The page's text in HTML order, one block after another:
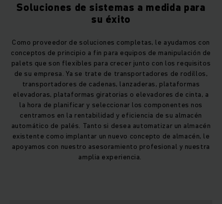
Soluciones de sistemas a medida para
su éxito
Como proveedor de soluciones completas, le ayudamos con
conceptos de principio a fin para equipos de manipulación de
palets que son flexibles para crecer junto con los requisitos
de su empresa. Ya se trate de transportadores de rodillos,
transportadores de cadenas, lanzaderas, plataformas
elevadoras, plataformas giratorias o elevadores de cinta, a
la hora de planificar y seleccionar los componentes nos
centramos en la rentabilidad y eficiencia de su almacén
automático de palés. Tanto si desea automatizar un almacén
existente como implantar un nuevo concepto de almacén, le
apoyamos con nuestro asesoramiento profesional y nuestra
amplia experiencia.